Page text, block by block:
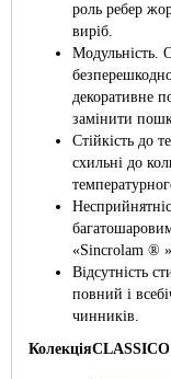
роль ребер
виріб.
Модульність.
декоративне
замінити
Стійкість до
схильні до
«Sincrolam ®
Відсутність
повний і
чинників.
КолекціяCLASSICO